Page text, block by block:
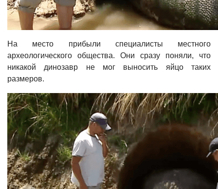
На место прибыли специалисты местного
археологического общества. Они сразу поняли, что
никакой динозавр не мог выносить яйцо таких
размеров.